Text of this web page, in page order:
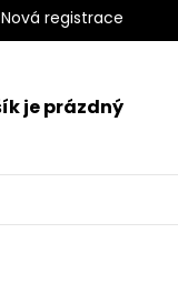
Nová registrace